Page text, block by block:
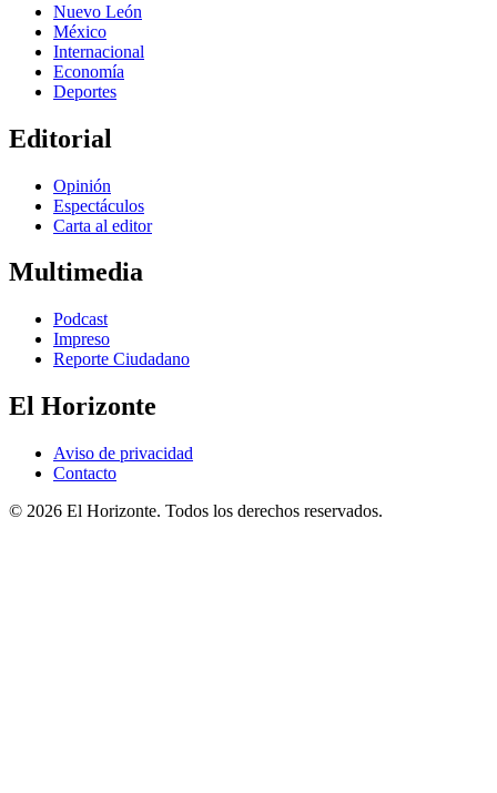
Nuevo León
México
Internacional
Economía
Deportes
Editorial
Opinión
Espectáculos
Carta al editor
Multimedia
Podcast
Impreso
Reporte Ciudadano
El Horizonte
Aviso de privacidad
Contacto
© 2026 El Horizonte. Todos los derechos reservados.